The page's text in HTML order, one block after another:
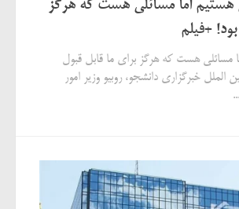
هستیم اما مسائلی هست که هرگز
+فیلم
مسائلی هست که هرگز برای ما قابل قبول
الملل خبرگزاری دانشجو، روبیو وزیر امور